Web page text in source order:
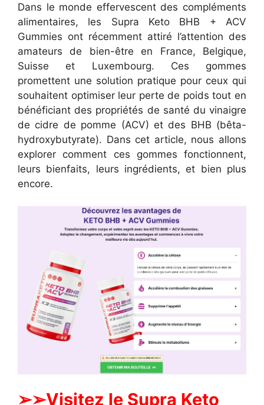
Dans le monde effervescent des compléments
alimentaires, les Supra Keto BHB + ACV
Gummies ont récemment attiré l’attention des
amateurs de bien-être en France, Belgique,
Suisse et Luxembourg. Ces gommes
promettent une solution pratique pour ceux qui
souhaitent optimiser leur perte de poids tout en
bénéficiant des propriétés de santé du vinaigre
de cidre de pomme (ACV) et des BHB (bêta-
hydroxybutyrate). Dans cet article, nous allons
explorer comment ces gommes fonctionnent,
leurs bienfaits, leurs ingrédients, et bien plus
encore.
➢➢Visitez le Supra Keto